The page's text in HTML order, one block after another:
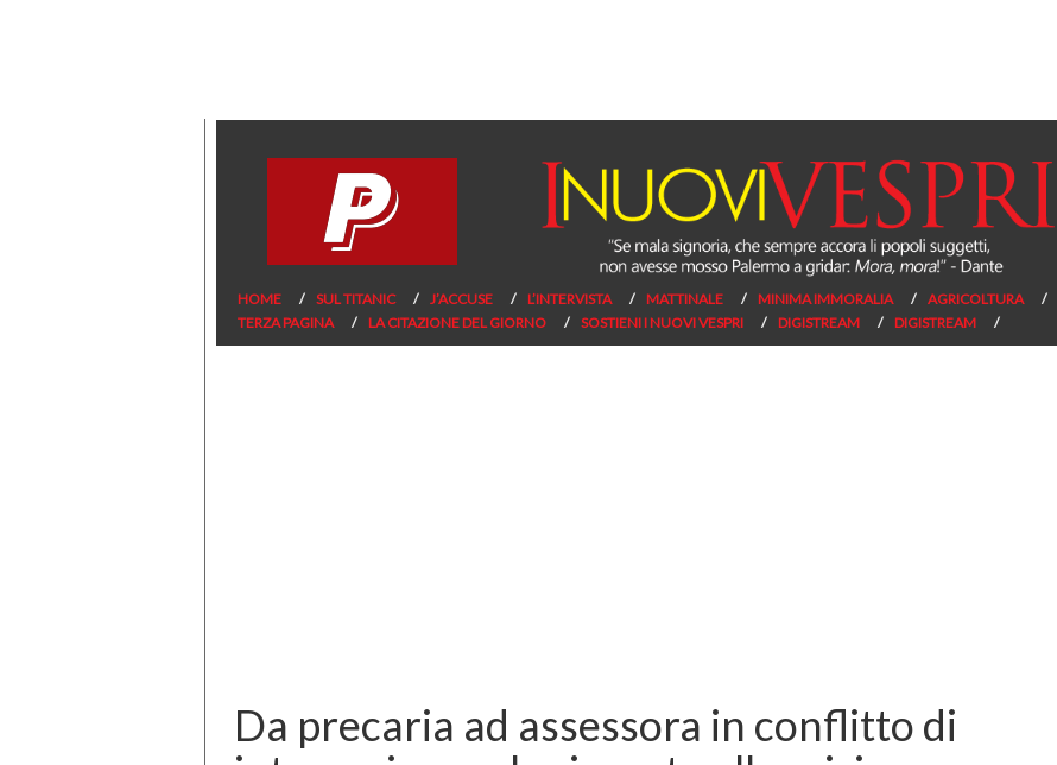
HOME SUL TITANIC J’ACCUSE L’INTERVISTA MATTINALE MINIMA IMMORALIA AGRICOLTURA
TERZA PAGINA
LA CITAZIONE DEL GIORNO SOSTIENI I NUOVI VESPRI DIGISTREAM DIGISTREAM
Da precaria ad assessora in conflitto di